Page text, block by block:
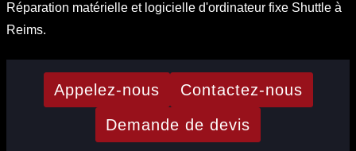
Réparation matérielle et logicielle d'ordinateur fixe Shuttle à
Reims.
Appelez-nous
Contactez-nous
Demande de devis